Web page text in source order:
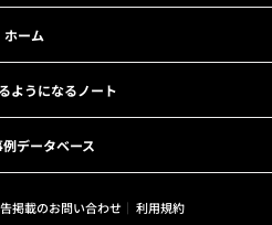
ホーム
ようになるノート
データベース
掲載のお問い合わせ
利用規約